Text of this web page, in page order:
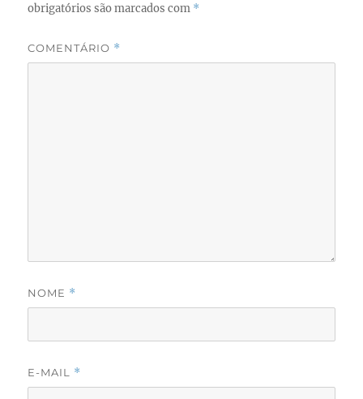
obrigatórios são marcados com *
COMENTÁRIO *
NOME *
E-MAIL *